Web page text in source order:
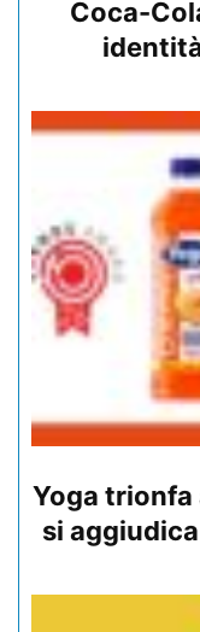
Coca-
Yoga trionfa
si